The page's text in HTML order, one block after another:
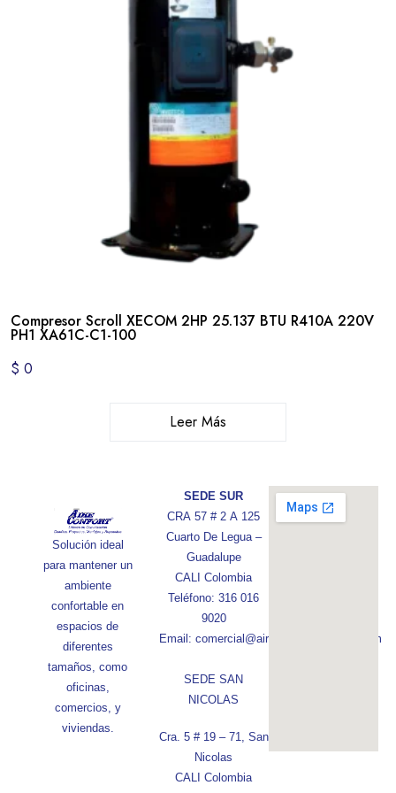
Compresor Scroll XECOM 2HP 25.137 BTU R410A 220V
PH1 XA61C-C1-100
$ 0
Leer Más
Solución ideal
para mantener un
ambiente
confortable en
espacios de
diferentes
tamaños, como
oficinas,
comercios, y
viviendas.
SEDE SUR
CRA 57 # 2 A 125
Cuarto De Legua –
Guadalupe
CALI Colombia
Teléfono: 316 016
9020
Email: comercial@aireconfortcolombia.com
SEDE SAN
NICOLAS
Cra. 5 # 19 – 71, San
Nicolas
CALI Colombia